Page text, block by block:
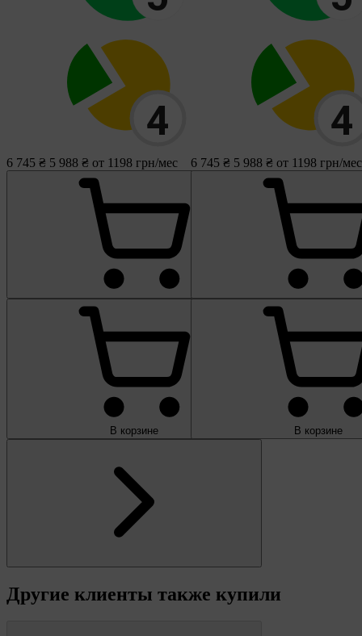
6 745 ₴ 5 988 ₴ от 1198 грн/мес
В корзине
6 745 ₴ 5 988 ₴ от 1198 грн/мес
В корзине
Другие клиенты также купили